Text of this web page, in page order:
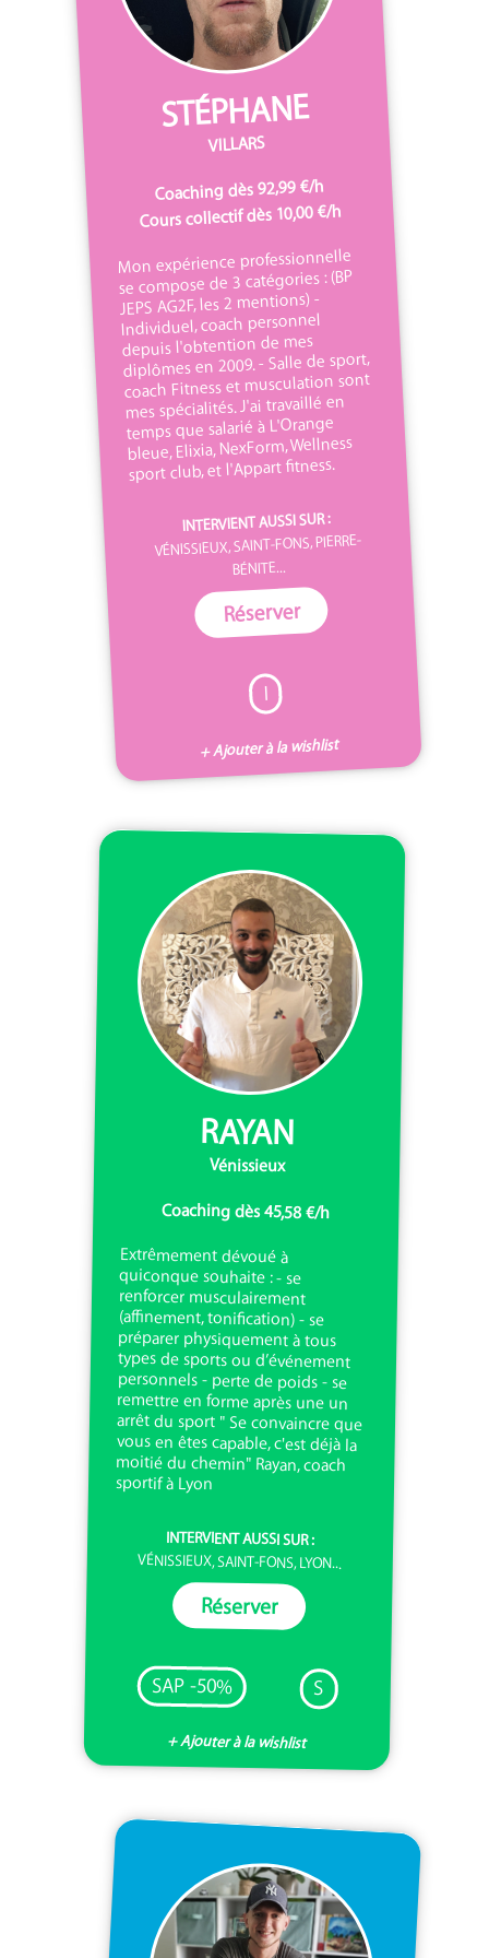
STÉPHANE
VILLARS
Coaching dès 92,99 €/h
Cours collectif dès 10,00 €/h
Mon expérience professionnelle
se compose de 3 catégories : (BP
JEPS AG2F, les 2 mentions) -
Individuel, coach personnel
depuis l'obtention de mes
diplômes en 2009. - Salle de sport,
coach Fitness et musculation sont
mes spécialités. J'ai travaillé en
temps que salarié à L'Orange
bleue, Elixia, NexForm, Wellness
sport club, et l'Appart fitness.
INTERVIENT AUSSI SUR :
VÉNISSIEUX, SAINT-FONS, PIERRE-
BÉNITE...
Réserver
I
+ Ajouter à la wishlist
RAYAN
Vénissieux
Coaching dès 45,58 €/h
Extrêmement dévoué à
quiconque souhaite : - se
renforcer musculairement
(affinement, tonification) - se
préparer physiquement à tous
types de sports ou d’événement
personnels - perte de poids - se
remettre en forme après une un
arrêt du sport " Se convaincre que
vous en êtes capable, c'est déjà la
moitié du chemin" Rayan, coach
sportif à Lyon
INTERVIENT AUSSI SUR :
VÉNISSIEUX, SAINT-FONS, LYON...
Réserver
SAP -50% S
+ Ajouter à la wishlist